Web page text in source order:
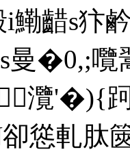
i鰳齰s犿
�0,;囕
灠'�){
慫軋肽